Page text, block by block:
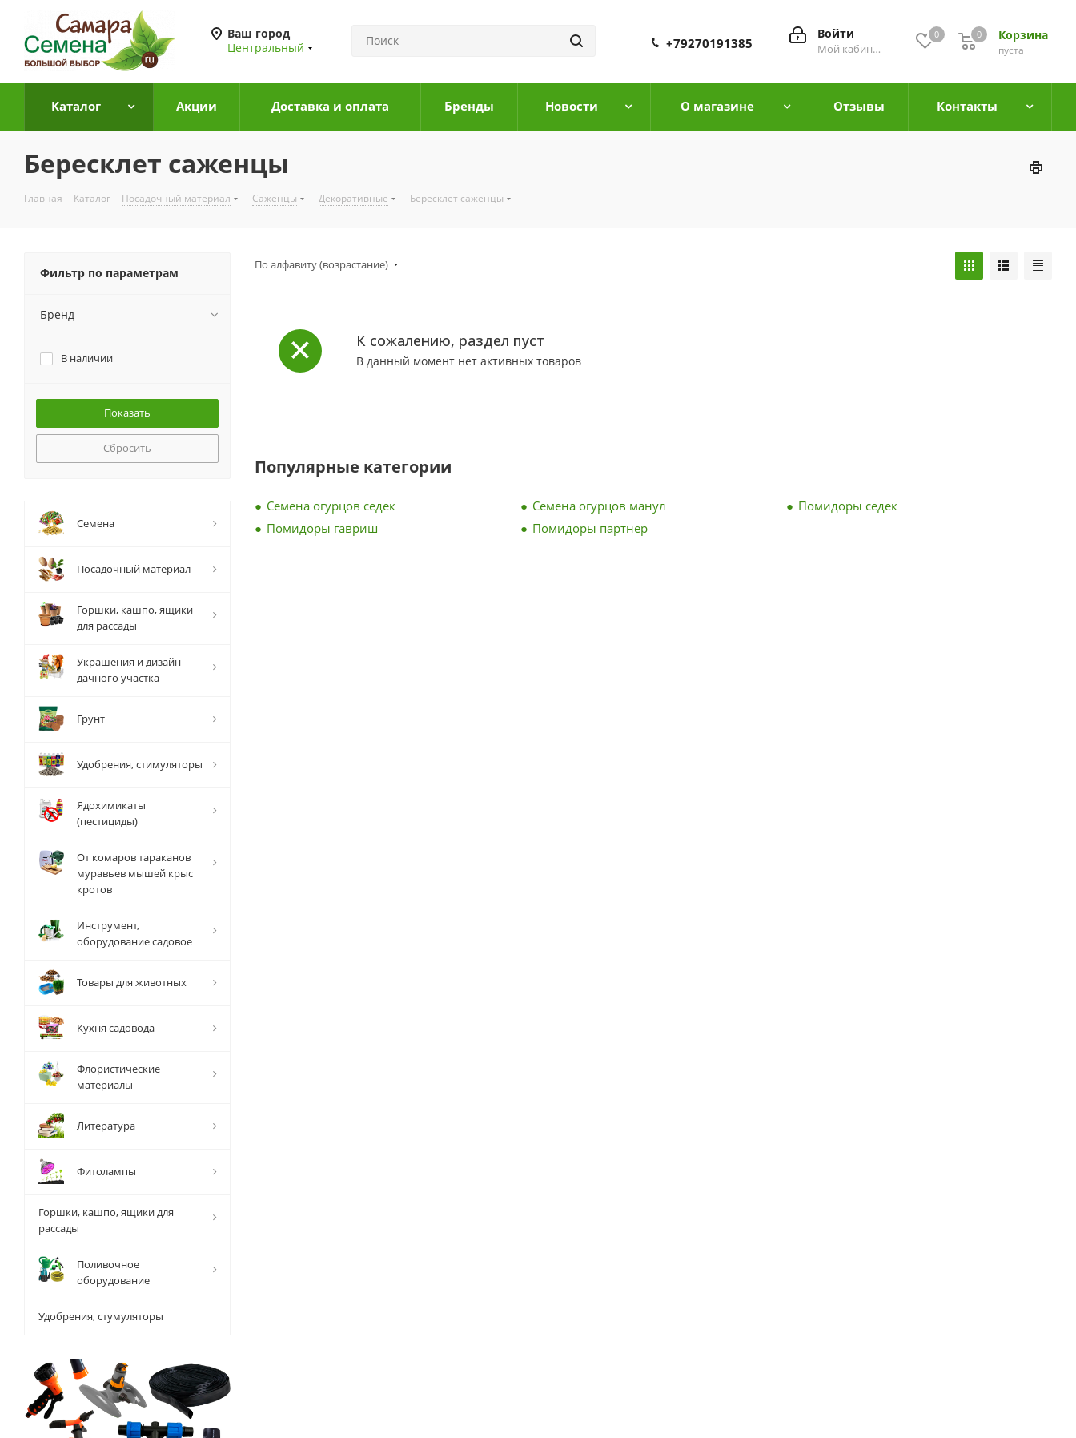
Ваш город
Центральный
0 Корзина
0
пуста
0
Войти
Мой кабинет
+79270191385
Каталог Акции Доставка и оплата Бренды Новости О магазине Отзывы Контакты
Бересклет саженцы
Главная - Каталог - Посадочный материал - Саженцы - Декоративные - Бересклет саженцы
По алфавиту (возрастание)
К сожалению, раздел пуст
В данный момент нет активных товаров
Популярные категории
Семена огурцов седек Семена огурцов манул
Помидоры седек
Помидоры гавриш
Помидоры партнер
Фильтр по параметрам
Бренд
В наличии
Сбросить
Семена
Посадочный материал
Горшки, кашпо, ящики
для рассады
Украшения и дизайн
дачного участка
Грунт
Удобрения, стимуляторы
Ядохимикаты
(пестициды)
От комаров тараканов
муравьев мышей крыс
кротов
Инструмент,
оборудование садовое
Товары для животных
Кухня садовода
Флористические
материалы
Литература
Фитолампы
Горшки, кашпо, ящики для
рассады
Поливочное
оборудование
Удобрения, стумуляторы